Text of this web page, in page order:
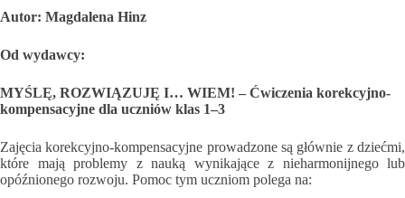
Autor: Magdalena Hinz
Od wydawcy:
MYŚLĘ, ROZWIĄZUJĘ I… WIEM! – Ćwiczenia korekcyjno-
kompensacyjne dla uczniów klas 1–3
Zajęcia korekcyjno-kompensacyjne prowadzone są głównie z dziećmi,
które mają problemy z nauką wynikające z nieharmonijnego lub
opóźnionego rozwoju. Pomoc tym uczniom polega na: